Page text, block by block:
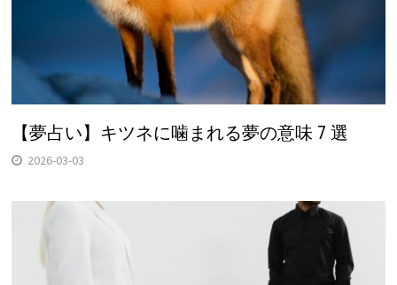
【夢占い】キツネに噛まれる夢の意味 7 選
2026-03-03